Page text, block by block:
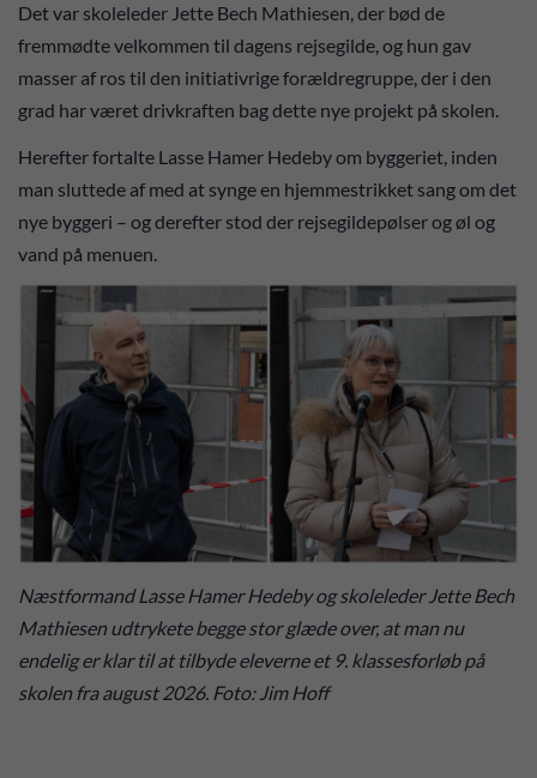
Det var skoleleder Jette Bech Mathiesen, der bød de
fremmødte velkommen til dagens rejsegilde, og hun gav
masser af ros til den initiativrige forældregruppe, der i den
grad har været drivkraften bag dette nye projekt på skolen.
Herefter fortalte Lasse Hamer Hedeby om byggeriet, inden
man sluttede af med at synge en hjemmestrikket sang om det
nye byggeri – og derefter stod der rejsegildepølser og øl og
vand på menuen.
Næstformand Lasse Hamer Hedeby og skoleleder Jette Bech
Mathiesen udtrykete begge stor glæde over, at man nu
endelig er klar til at tilbyde eleverne et 9. klassesforløb på
skolen fra august 2026. Foto: Jim Hoff